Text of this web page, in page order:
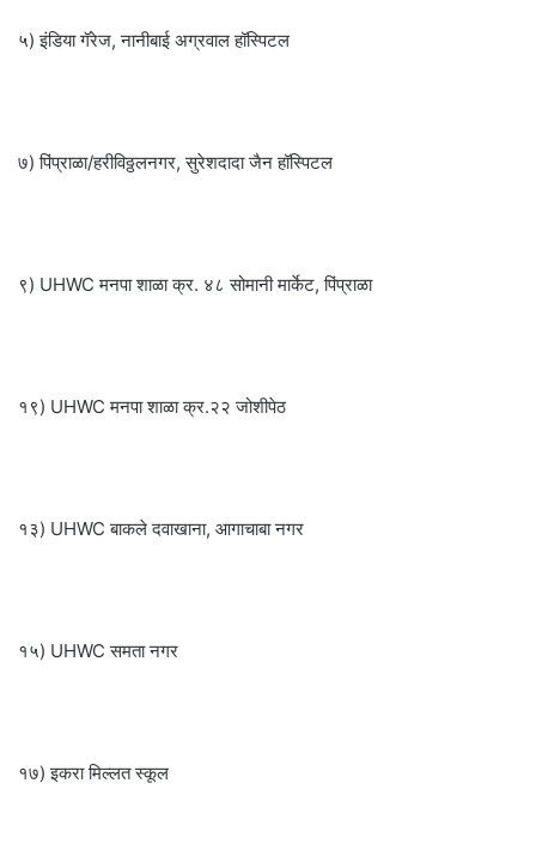
५) इंडिया गॅरेज, नानीबाई अग्रवाल हॉस्पिटल
७) पिंप्राळा/हरीविठ्ठलनगर, सुरेशदादा जैन हॉस्पिटल
९) UHWC मनपा शाळा क्र. ४८ सोमानी मार्केट, पिंप्राळा
१९) UHWC मनपा शाळा क्र.२२ जोशीपेठ
१३) UHWC बाकले दवाखाना, आगाचाबा नगर
१५) UHWC समता नगर
१७) इकरा मिल्लत स्कूल